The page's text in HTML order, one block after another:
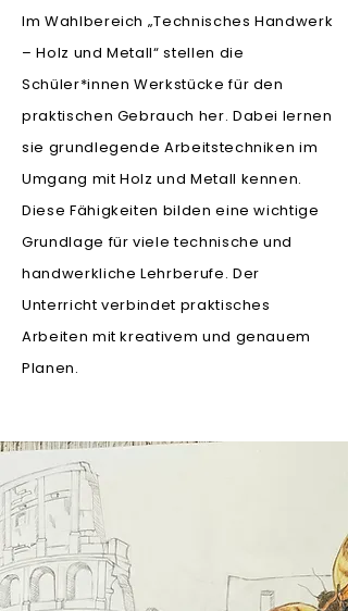
Im Wahlbereich „Technisches Handwerk
– Holz und Metall“ stellen die
Schüler*innen Werkstücke für den
praktischen Gebrauch her. Dabei lernen
sie grundlegende Arbeitstechniken im
Umgang mit Holz und Metall kennen.
Diese Fähigkeiten bilden eine wichtige
Grundlage für viele technische und
handwerkliche Lehrberufe. Der
Unterricht verbindet praktisches
Arbeiten mit kreativem und genauem
Planen.